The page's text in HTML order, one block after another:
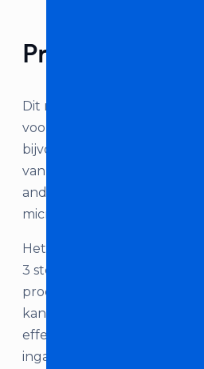
Product
Dit mengpaneel van Allen
voor diverse doeleinden. Zo
bijvoorbeeld gebruiken
van een band / artiest, of
andere gelegenheid
microfoons hebt.
Het mengpaneel beschikt
3 stereo kanalen en een
processor met 16 time-
kan worden bepaald in
effect invloed heeft op het
ingangsvolume is per